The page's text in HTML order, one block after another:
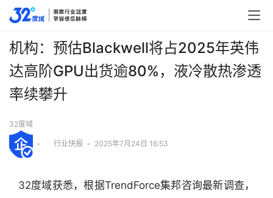
机构：预估Blackwell将占2025年英伟
达高阶GPU出货逾80%，液冷散热渗透
率续攀升
32度域
• 行业快报 • 2025年7月24日 16:53
32度域获悉，根据TrendForce集邦咨询最新调查，